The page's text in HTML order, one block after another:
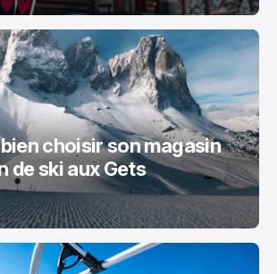
choisir son magasin
de ski aux Gets